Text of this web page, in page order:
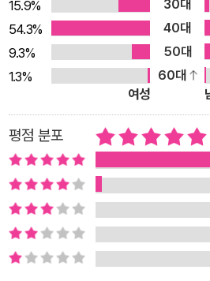
상상의 세계를 잘 넘나들었다는 평을
상을 받았습니다. 1999년에는 영화로
게 감동을 주었지요. 톰과 해티의 마법
한 모험뿐만 아니라 현실보다 더 아름
원, 시계에는 존재하지 않는 시간과
니다. 시계가 열세 번 울리고, 톰이 시공간을 넘나들며 환상적인
사건들을 겪어가는 동안 이야기 곳곳
고, 톰을 따라 각각의 퍼즐을 맞추며
자들에게 더없이 짜릿하고 즐거운 경험
가 해티의 시간 속에서 살 수 있을까
하나뿐인 특별한 우정! 톰은 정원에서
어갑니다. 하지만 안타깝게도 톰과 해
15.9% 30대
54.3%
40대
9.3%
50대
1.3%
60대
여성
평점 분포